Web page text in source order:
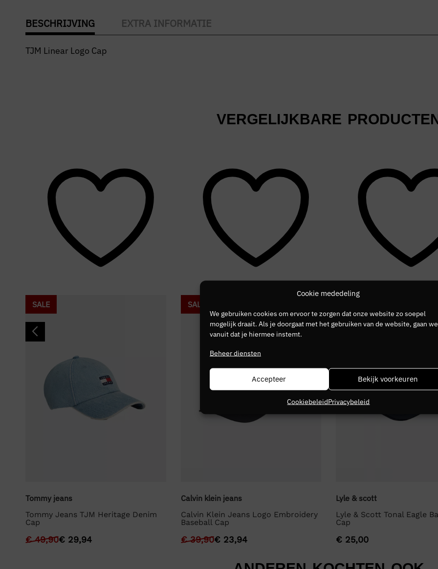
Cookie mededeling
We gebruiken cookies om ervoor te zorgen dat onze website zo soepel
mogelijk draait. Als je doorgaat met het gebruiken van de website, gaan
vanuit dat je hiermee instemt.
Beheer diensten
Accepteer Bekijk voorkeuren
CookiebeleidPrivacybeleid
BESCHRIJVING EXTRA INFORMATIE
TJM Linear Logo Cap
VERGELIJKBARE
SALE
Tommy jeans
Tommy Jeans TJM Heritage Denim
Cap
€49,90€ 29,94
SALE
Calvin klein jeans
Calvin Klein Jeans Logo Embroidery
Baseball Cap
€39,90€23,94
Lyle & scott
Lyle & Scott Tonal Eagle
Cap
€ 25,00